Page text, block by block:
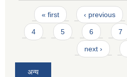
Pages
« first ‹ previous
4 5 6 7
next ›
अन्य